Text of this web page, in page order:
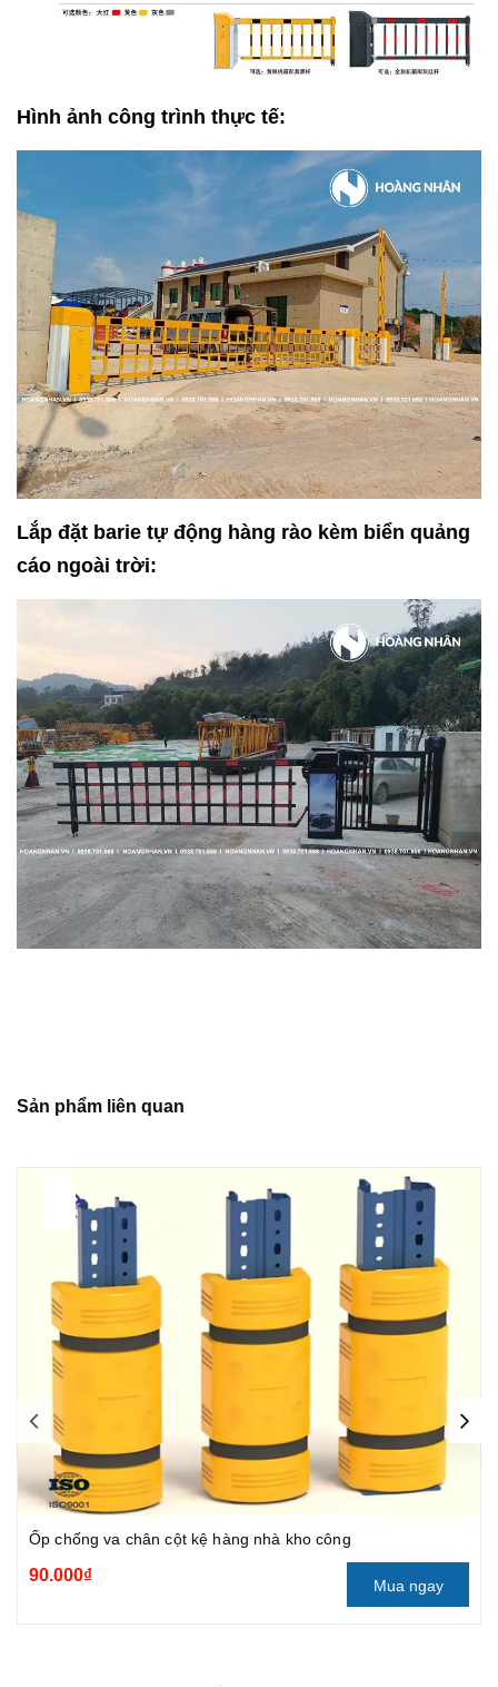
Hình ảnh công trình thực tế:
Lắp đặt barie tự động hàng rào kèm biển quảng
cáo ngoài trời:
Sản phẩm liên quan
Ốp chống va chân cột kệ hàng nhà kho công
90.000₫
Mua ngay